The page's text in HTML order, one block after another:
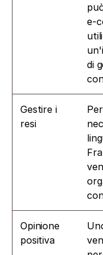
e-
di
Gestire i
resi
Opinione
positiva